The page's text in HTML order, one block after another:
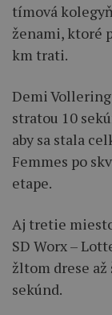
tímová
ženami, ktoré
km trati.
Demi
stratou 10
aby sa stala
Femmes po
etape.
Aj tretie
SD Worx –
žltom drese až
sekúnd.